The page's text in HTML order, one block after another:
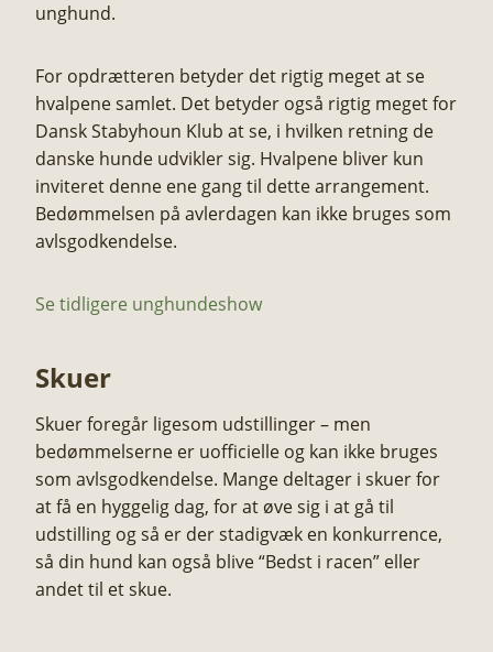
unghund.
​For opdrætteren betyder det rigtig meget at se
hvalpene samlet. Det betyder også rigtig meget for
Dansk Stabyhoun Klub at se, i hvilken retning de
danske hunde udvikler sig. Hvalpene bliver kun
inviteret denne ene gang til dette arrangement.
Bedømmelsen på avlerdagen kan ikke bruges som
avlsgodkendelse.
Se tidligere unghundeshow
Skuer ​
Skuer foregår ligesom udstillinger – men
bedømmelserne er uofficielle og kan ikke bruges
som avlsgodkendelse. Mange deltager i skuer for
at få en hyggelig dag, for at øve sig i at gå til
udstilling og så er der stadigvæk en konkurrence,
så din hund kan også blive “Bedst i racen” eller
andet til et skue.